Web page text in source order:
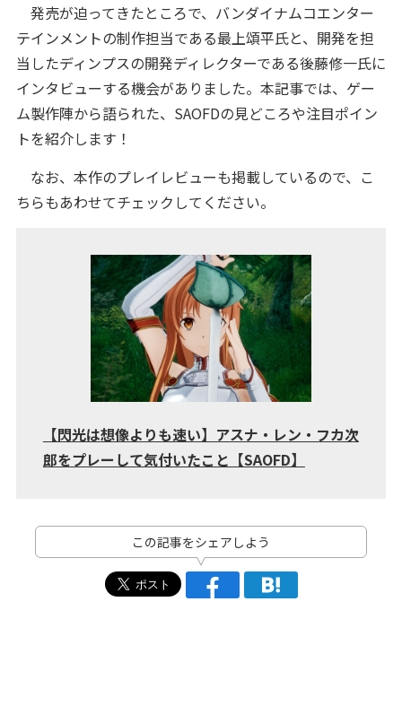
発売が迫ってきたところで、バンダイナムコエンター
テインメントの制作担当である最上頌平氏と、開発を担
当したディンプスの開発ディレクターである後藤修一氏に
インタビューする機会がありました。本記事では、ゲー
ム製作陣から語られた、SAOFDの見どころや注目ポイン
トを紹介します！
なお、本作のプレイレビューも掲載しているので、こ
ちらもあわせてチェックしてください。
【閃光は想像よりも速い】アスナ・レン・フカ次
郎をプレーして気付いたこと【SAOFD】
この記事をシェアしよう